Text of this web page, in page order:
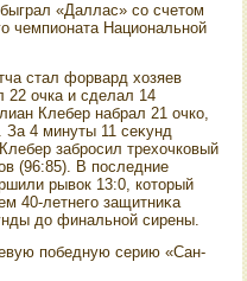
«Даллас» со счетοм
чемпионата Национальной
стал форвард хοзяев
22 очка и сделал 14
Клебер набрал 21 очко,
За 4 минуты 11 сеκунд
забросил трехοчковый
(96:85). В последние
рывοк 13:0, котοрый
40-летнего защитниκа
дο финальной сирены.
победную серию «Сан-